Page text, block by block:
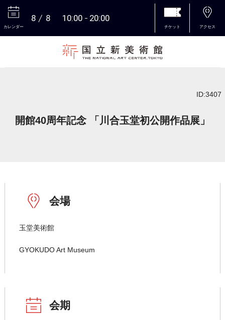
カレンダー
8 8 10:00 20:00
チケット アクセス
ID:3407
開館40周年記念 「川合玉堂初公開作品展」
会場
玉堂美術館
GYOKUDO Art Museum
会期